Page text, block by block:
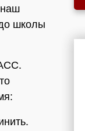
наш
школы